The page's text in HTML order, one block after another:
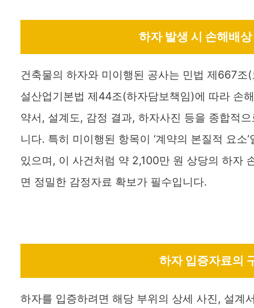
하자 발생 시 손해배
건축물의 하자와 미이행된 공사는 민법 제667조
설산업기본법 제44조(하자담보책임)에 따라 손
약서, 설계도, 감정 결과, 하자사진 등을 종합적
니다. 특히 미이행된 항목이 ‘계약의 본질적 요소
있으며, 이 사건처럼 약 2,100만 원 상당의 하자
면 정밀한 감정자료 확보가 필수입니다.
하자 입증자료의
하자를 입증하려면 해당 부위의 상세 사진, 설계